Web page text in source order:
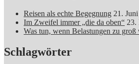
Reisen als echte Begegnung 21.
Im Zweifel immer „die da oben“ 23.
Was tun, wenn Belastungen zu groß
Schlagwörter